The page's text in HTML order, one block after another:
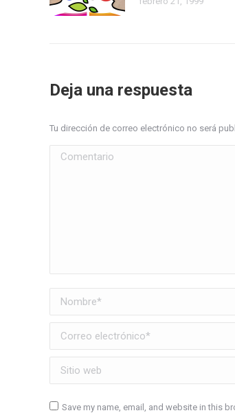
Deja una respuesta
Tu dirección de correo electrónico no será
Comentario
Nombre *
Correo electrónico *
Sitio web
Save my name, email, and website in this